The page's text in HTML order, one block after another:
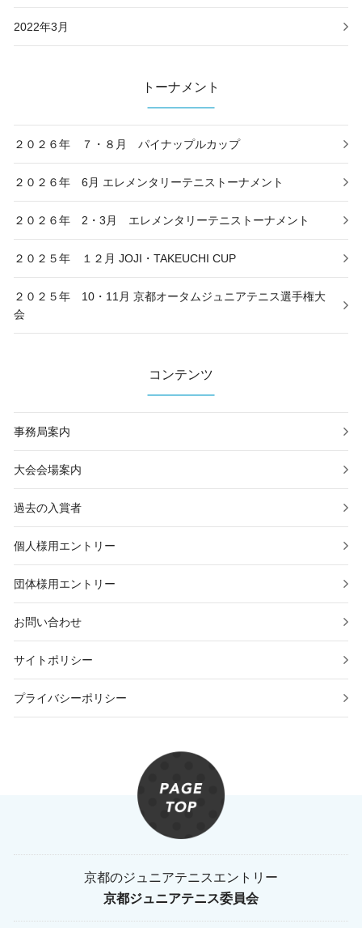
2022年3月
トーナメント
２０２６年 ７・８月 パイナップルカップ
２０２６年 6月 エレメンタリーテニストーナメント
２０２６年 2・3月 エレメンタリーテニストーナメント
２０２５年 １２月 JOJI・TAKEUCHI CUP
２０２５年 10・11月 京都オータムジュニアテニス選手権大
会
コンテンツ
事務局案内
大会会場案内
過去の入賞者
個人様用エントリー
団体様用エントリー
お問い合わせ
サイトポリシー
プライバシーポリシー
京都のジュニアテニスエントリー
京都ジュニアテニス委員会